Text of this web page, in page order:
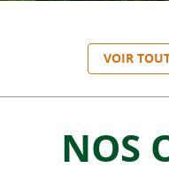
VOIR
NOS